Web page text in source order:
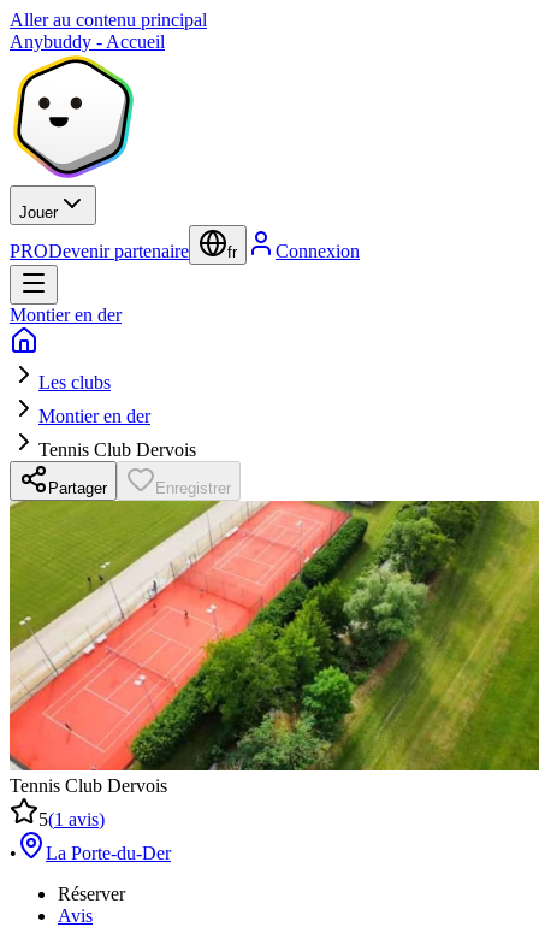
Aller au contenu principal
Anybuddy - Accueil
Jouer
PRODevenir partenaire fr Connexion
Montier en der
Les clubs
Montier en der
Tennis Club Dervois
Partager Enregistrer
Tennis Club Dervois
5(1 avis)
•
La Porte-du-Der
Réserver
Avis